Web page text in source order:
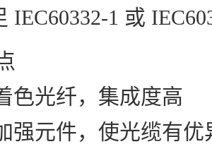
IEC60332-1 或
色光纤，集成度高
强元件，使光缆有优